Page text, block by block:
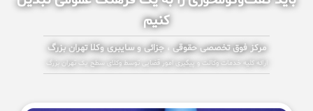
کنیم
مرکز فوق تخصصی حقوقی ، جزائی و سایبری وکلا تهران بزرگ
ارائه کلیه خدمات وکالت و پیگیری امور قضایی توسط وکلای سطح یک تهران بزرگ